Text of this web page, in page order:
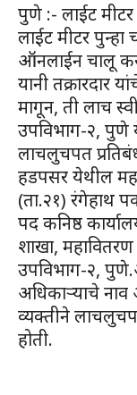
पुणे :- लाईट
लाईट मीटर
ऑनलाईन चालू
यानी तक्रारदार
मागून, ती लाच
उपविभाग-२, पुणे
लाचलुचपत
हडपसर येथील
(ता.२१) रंगेहाथ
पद कनिष्ठ
शाखा,
उपविभाग-२,
अधिकाऱ्याचे नाव
व्यक्तीने
होती.